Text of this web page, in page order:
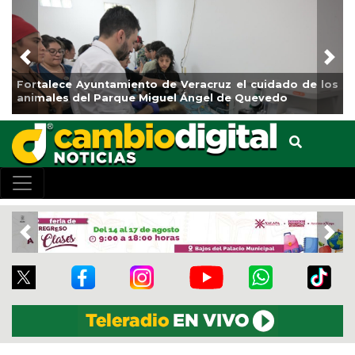
Fortalece Ayuntamiento de Veracruz el cuidado de los
animales del Parque Miguel Ángel de Quevedo
La
Previous
Previous